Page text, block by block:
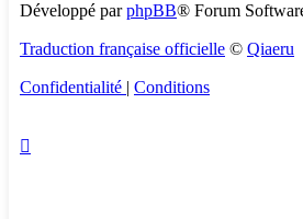
Développé parphpBB® Forum
Traduction française officielle © Qiaeru
Confidentialité | Conditions